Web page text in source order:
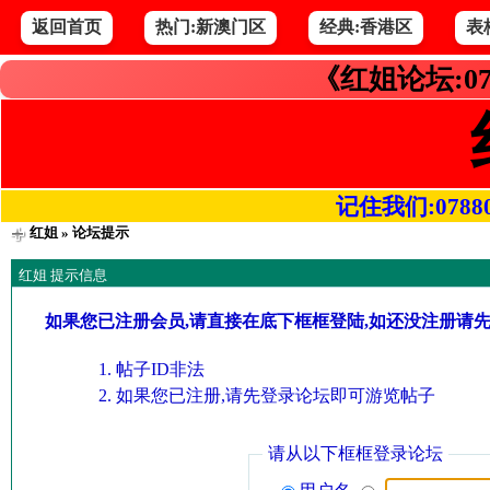
返回首页 热门:新澳门区 经典:香港区 表
《红姐论坛
记住我们
红姐» 论坛提示
红姐 提示信息
如果您已注册会员,请直接在底下框框登陆,如还没注册请
帖子ID非法
如果您已注册,请先登录论坛即可游览帖子
请从以下框框登录论坛